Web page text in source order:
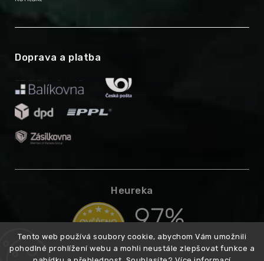
Tento web používá soubory cookie, abychom Vám umožnili
pohodlné prohlížení webu a mohli neustále zlepšovat funkce a
Doprava a platba
Heureka